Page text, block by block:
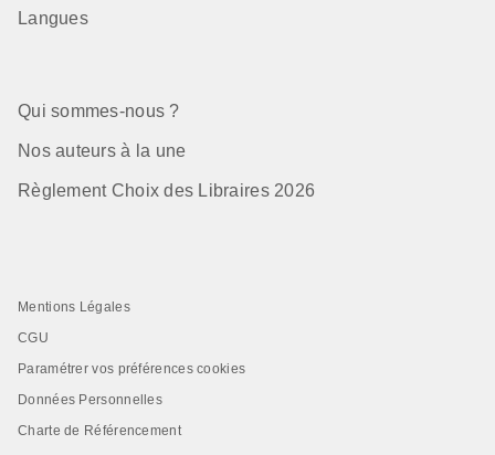
Langues
Qui sommes-nous ?
Nos auteurs à la une
Règlement Choix des Libraires 2026
Mentions Légales
CGU
Paramétrer vos préférences cookies
Données Personnelles
Charte de Référencement